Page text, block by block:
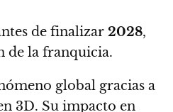
de finalizar 2028,
de la franquicia.
global gracias a
3D. Su impacto en